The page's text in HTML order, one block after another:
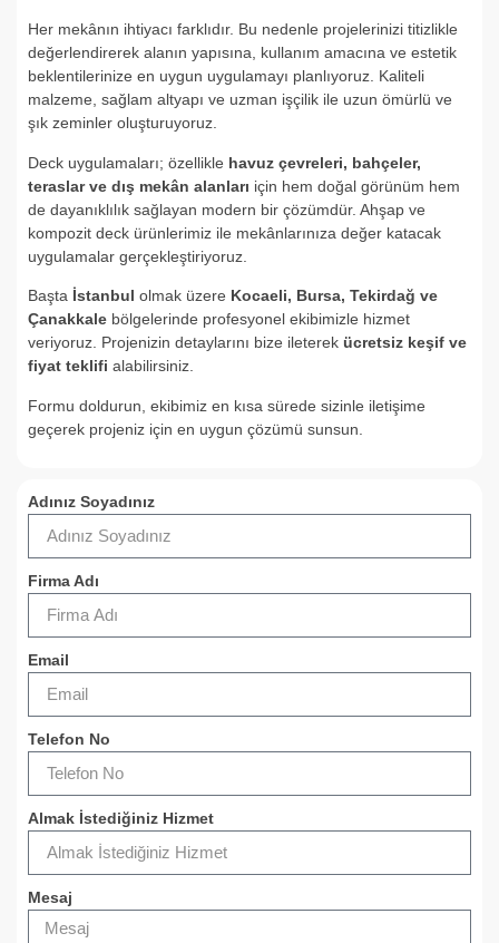
Her mekânın ihtiyacı farklıdır. Bu nedenle projelerinizi titizlikle
değerlendirerek alanın yapısına, kullanım amacına ve estetik
beklentilerinize en uygun uygulamayı planlıyoruz. Kaliteli
malzeme, sağlam altyapı ve uzman işçilik ile uzun ömürlü ve
şık zeminler oluşturuyoruz.
Deck uygulamaları; özellikle havuz çevreleri, bahçeler,
teraslar ve dış mekân alanları için hem doğal görünüm hem
de dayanıklılık sağlayan modern bir çözümdür. Ahşap ve
kompozit deck ürünlerimiz ile mekânlarınıza değer katacak
uygulamalar gerçekleştiriyoruz.
Başta İstanbul olmak üzere Kocaeli, Bursa, Tekirdağ ve
Çanakkale bölgelerinde profesyonel ekibimizle hizmet
veriyoruz. Projenizin detaylarını bize ileterek ücretsiz keşif ve
fiyat teklifi alabilirsiniz.
Formu doldurun, ekibimiz en kısa sürede sizinle iletişime
geçerek projeniz için en uygun çözümü sunsun.
Adınız Soyadınız
Firma Adı
Email
Telefon No
Almak İstediğiniz Hizmet
Mesaj